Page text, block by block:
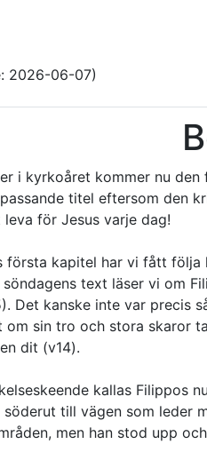
2026-06-07)
i kyrkoåret kommer nu
titel eftersom den
för Jesus varje dag!
första kapitel har vi fått
text läser vi om
Det kanske inte var precis
sin tro och stora skaror
dit (v14).
kallas Filippos
till vägen som leder
men han stod upp